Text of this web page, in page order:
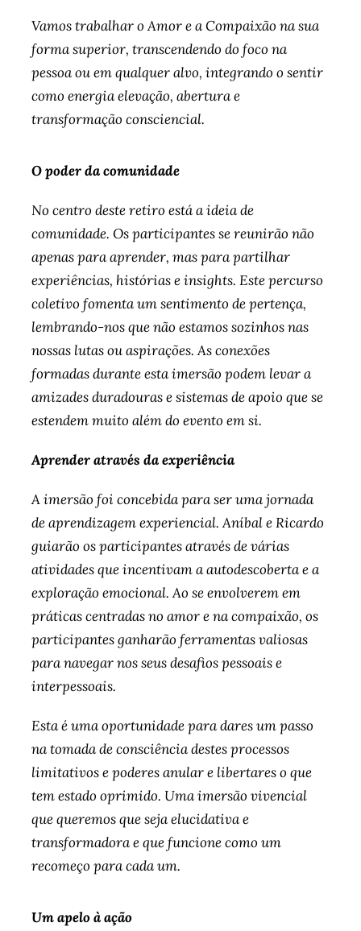
Vamos trabalhar o Amor e a Compaixão na sua
forma superior, transcendendo do foco na
pessoa ou em qualquer alvo, integrando o sentir
como energia elevação, abertura e
transformação consciencial.
O poder da comunidade
No centro deste retiro está a ideia de
comunidade. Os participantes se reunirão não
apenas para aprender, mas para partilhar
experiências, histórias e insights. Este percurso
coletivo fomenta um sentimento de pertença,
lembrando-nos que não estamos sozinhos nas
nossas lutas ou aspirações. As conexões
formadas durante esta imersão podem levar a
amizades duradouras e sistemas de apoio que se
estendem muito além do evento em si.
Aprender através da experiência
A imersão foi concebida para ser uma jornada
de aprendizagem experiencial. Aníbal e Ricardo
guiarão os participantes através de várias
atividades que incentivam a autodescoberta e a
exploração emocional. Ao se envolverem em
práticas centradas no amor e na compaixão, os
participantes ganharão ferramentas valiosas
para navegar nos seus desafios pessoais e
interpessoais.
Esta é uma oportunidade para dares um passo
na tomada de consciência destes processos
limitativos e poderes anular e libertares o que
tem estado oprimido. Uma imersão vivencial
que queremos que seja elucidativa e
transformadora e que funcione como um
recomeço para cada um.
Um apelo à ação